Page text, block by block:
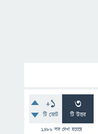
+1
টি ভোট
3
টি উত্তর
1,486বার দেখা হয়েছে